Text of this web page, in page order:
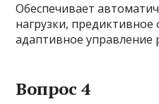
Обеспечивает
нагрузки, предиктивное
адаптивное управление
Вопрос 4